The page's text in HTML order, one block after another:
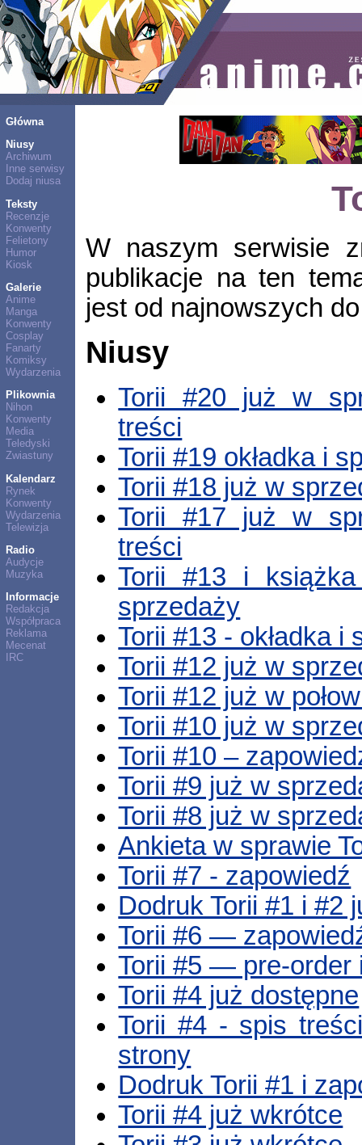
Główna
Niusy
Archiwum
Inne serwisy
Dodaj niusa
Teksty
Recenzje
Konwenty
Felietony
Humor
Kiosk
Galerie
Anime
Manga
Konwenty
Cosplay
Fanarty
Komiksy
Wydarzenia
Plikownia
Nihon
Konwenty
Media
Teledyski
Zwiastuny
Kalendarz
Rynek
Konwenty
Wydarzenia
Telewizja
Radio
Audycje
Muzyka
Informacje
Redakcja
Współpraca
Reklama
Mecenat
IRC
W naszym serwisie
publikacje na ten
jest od najnowszych
Niusy
Torii #20 już w
treści
Torii #19 okładka i
Torii #18 już w
Torii #17 już w
treści
Torii #13 i
sprzedaży
Torii #13 - okładka i
Torii #12 już w
Torii #12 już w
Torii #10 już w
Torii #10 –
Torii #9 już w
Torii #8 już w
Ankieta w sprawie
Torii #7 - zapowiedź
Dodruk Torii #1 i #2
Torii #6 —
Torii #5 — pre-order
Torii #4 już dostępne
Torii #4 - spis
strony
Dodruk Torii #1 i
Torii #4 już wkrótce